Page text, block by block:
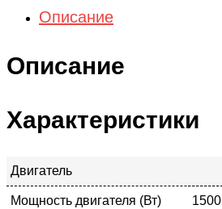
Описание
Описание
Характеристики
Двигатель
Мощность двигателя (Вт) 1500